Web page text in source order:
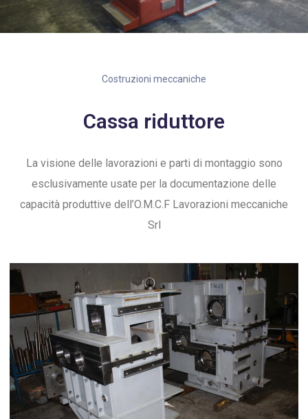
Costruzioni meccaniche
Cassa riduttore
La visione delle lavorazioni e parti di montaggio sono
esclusivamente usate per la documentazione delle
capacità produttive dell’O.M.C.F Lavorazioni meccaniche
Srl